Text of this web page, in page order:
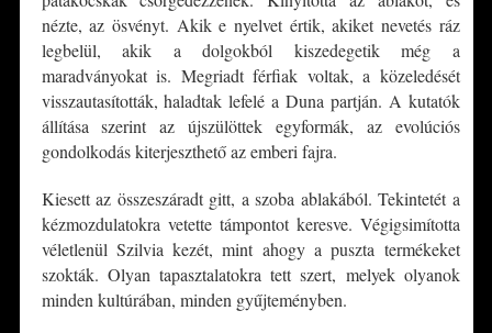
nézte, az ösvényt. Akik e nyelvet értik, akiket nevetés ráz
legbelül, akik a dolgokból kiszedegetik még a
maradványokat is. Megriadt férfiak voltak, a közeledését
visszautasították, haladtak lefelé a Duna partján. A kutatók
állítása szerint az újszülöttek egyformák, az evolúciós
gondolkodás kiterjeszthető az emberi fajra.
Kiesett az összeszáradt gitt, a szoba ablakából. Tekintetét a
kézmozdulatokra vetette támpontot keresve. Végigsimította
véletlenül Szilvia kezét, mint ahogy a puszta termékeket
szokták. Olyan tapasztalatokra tett szert, melyek olyanok
minden kultúrában, minden gyűjteményben.